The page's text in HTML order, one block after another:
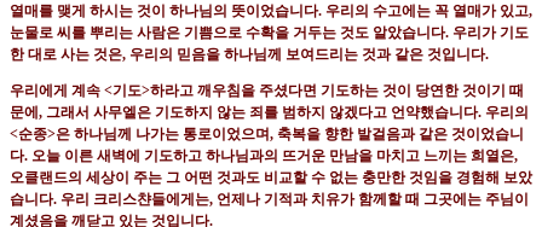
열매를 맺게 하시는 것이 하나님의 뜻이었습니다. 우리의 수고에는 꼭 열매가 있고,
눈물로 씨를 뿌리는 사람은 기쁨으로 수확을 거두는 것도 알았습니다. 우리가 기도
한 대로 사는 것은, 우리의 믿음을 하나님께 보여드리는 것과 같은 것입니다.
우리에게 계속 <기도>하라고 깨우침을 주셨다면 기도하는 것이 당연한 것이기 때
문에 , 그래서 사무엘은 기도하지 않는 죄를 범하지 않겠다고 언약했습니다. 우리의
<순종>은 하나님께 나가는 통로이었으며, 축복을 향한 발걸음과 같은 것이었습니
다. 오늘 이른 새벽에 기도하고 하나님과의 뜨거운 만남을 마치고 느끼는 희열은,
오클랜드의 세상이 주는 그 어떤 것과도 비교할 수 없는 충만한 것임을 경험해 보았
습니다. 우리 크리스챤들에게는, 언제나 기적과 치유가 함께할 때 그곳에는 주님이
계셨음을 깨닫고 있는 것입니다.